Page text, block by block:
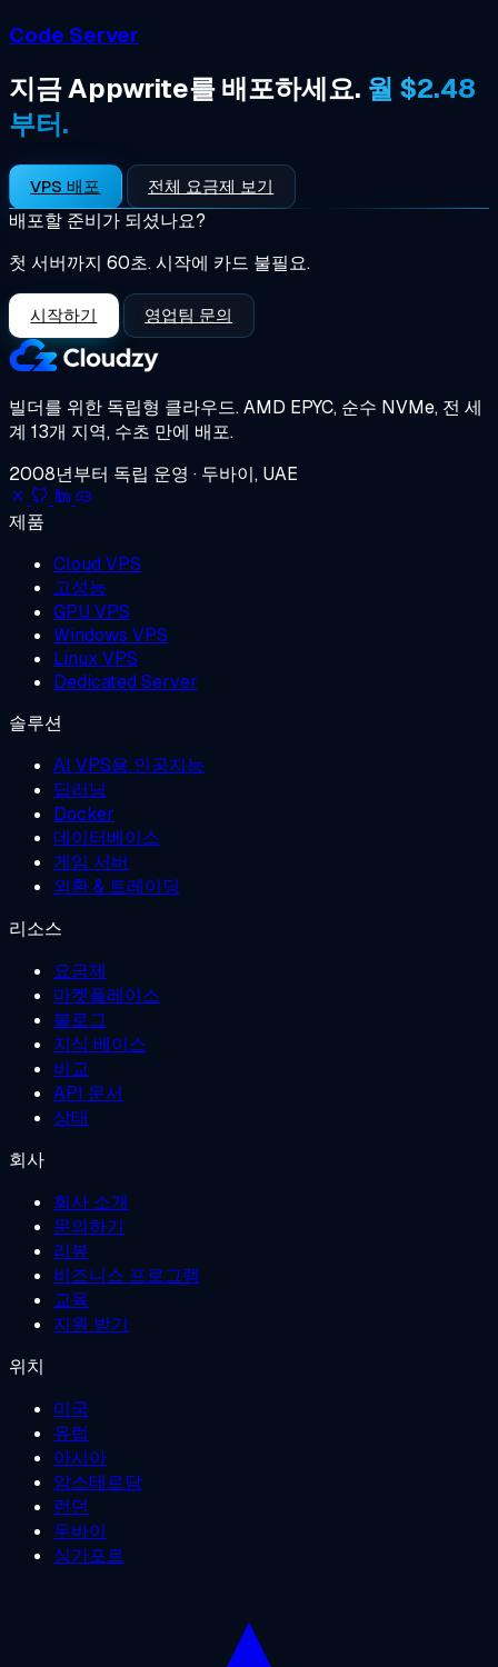
Code Server
지금 Appwrite를 배포하세요. 월 $2.48
부터.
VPS 배포 전체 요금제 보기
배포할 준비가 되셨나요?
첫 서버까지 60초. 시작에 카드 불필요.
시작하기 영업팀 문의
빌더를 위한 독립형 클라우드.AMD EPYC, 순수 NVMe, 전 세
계 13개 지역, 수초 만에 배포.
2008년부터 독립 운영 · 두바이, UAE
제품
Cloud VPS
고성능
GPU VPS
Windows VPS
Linux VPS
Dedicated Server
솔루션
AI VPS용 인공지능
딥러닝
Docker
데이터베이스
게임 서버
외환 & 트레이딩
리소스
요금제
마켓플레이스
블로그
지식 베이스
비교
API 문서
상태
회사
회사 소개
문의하기
리뷰
비즈니스 프로그램
교육
지원 받기
위치
미국
유럽
아시아
암스테르담
런던
두바이
싱가포르